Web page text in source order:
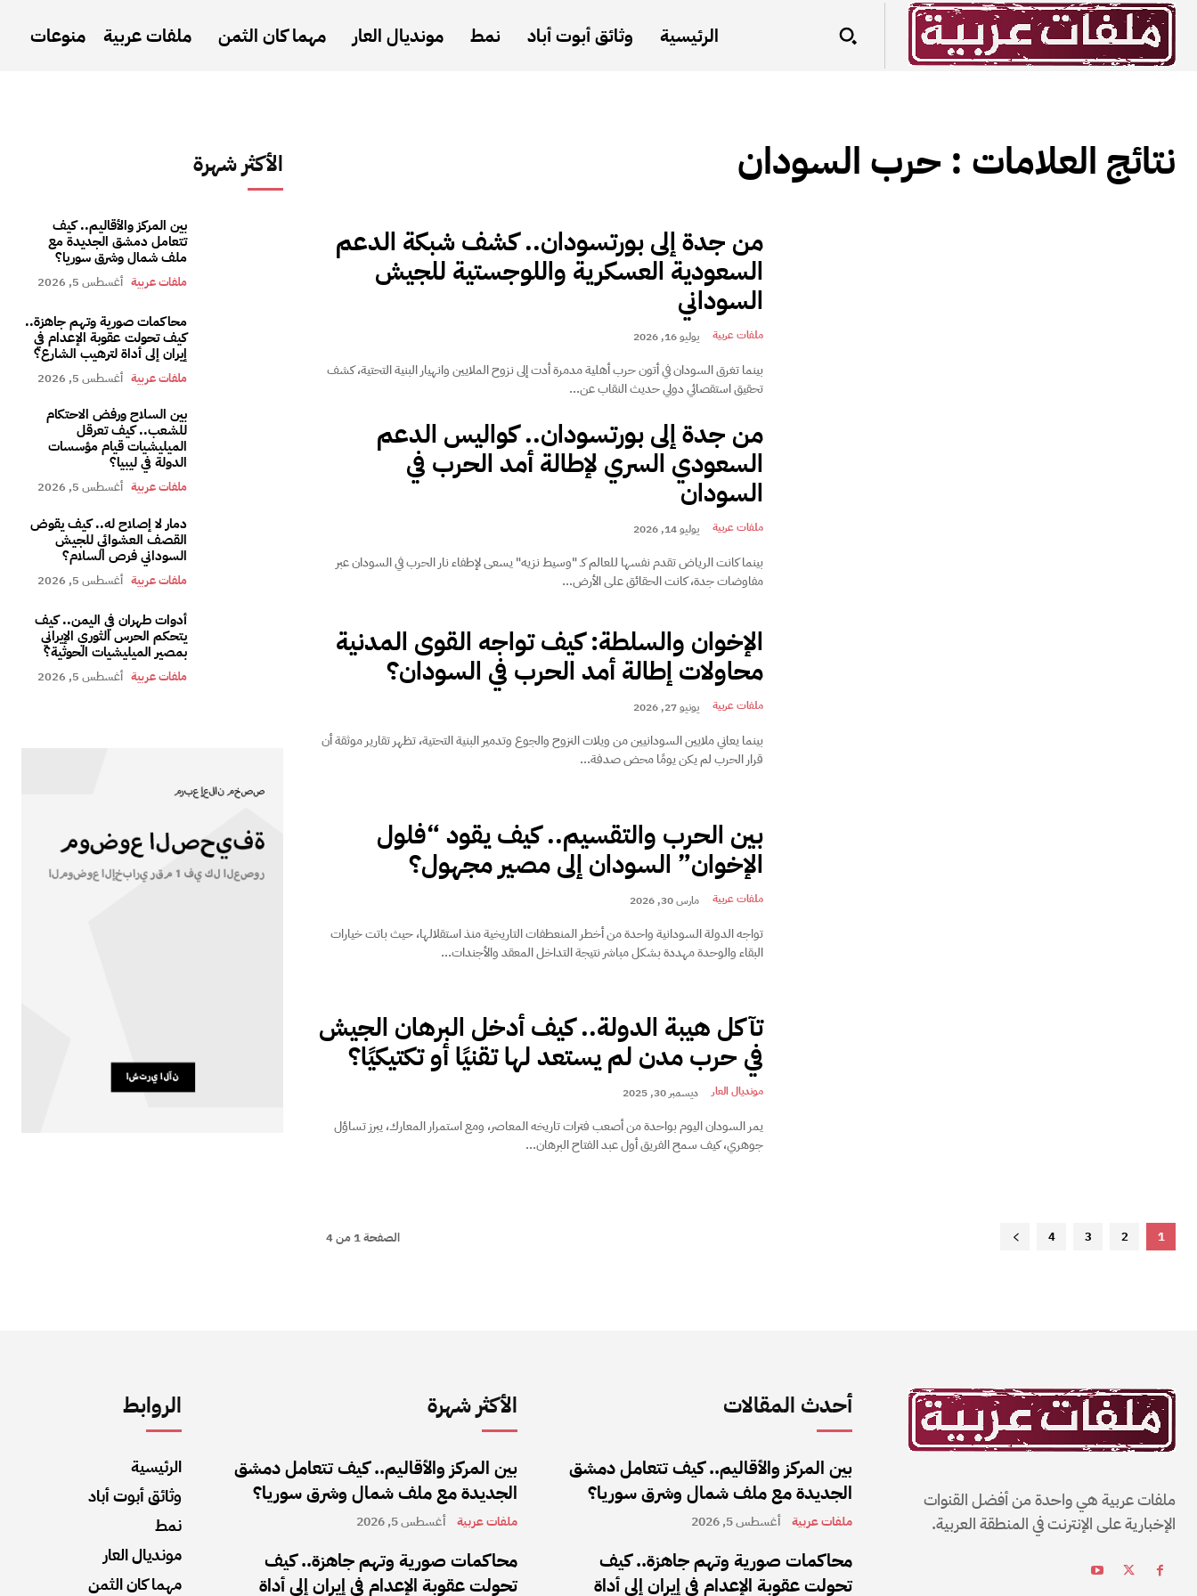
الرئيسية وثائق أبوت أباد نمط مونديال العار مهما كان الثمن ملفات عربية منوعات
الأكثر شهرة
بين المركز والأقاليم.. كيف
تتعامل دمشق الجديدة مع
ملف شمال وشرق سوريا؟
ملفات عربية أغسطس 5, 2026
محاكمات صورية وتهم جاهزة..
كيف تحولت عقوبة الإعدام في
إيران إلى أداة لترهيب الشارع؟
ملفات عربية أغسطس 5, 2026
بين السلاح ورفض الاحتكام
للشعب.. كيف تعرقل
الميليشيات قيام مؤسسات
الدولة في ليبيا؟
ملفات عربية أغسطس 5, 2026
دمار لا إصلاح له.. كيف يقوض
القصف العشوائي للجيش
السوداني فرص السلام؟
ملفات عربية أغسطس 5, 2026
أدوات طهران في اليمن.. كيف
يتحكم الحرس الثوري الإيراني
بمصير الميليشيات الحوثية؟
ملفات عربية أغسطس 5, 2026
نتائج العلامات : حرب السودان
من جدة إلى بورتسودان.. كشف شبكة الدعم
السعودية العسكرية واللوجستية للجيش
السوداني
ملفات عربية يوليو 16, 2026
بينما تغرق السودان في أتون حرب أهلية مدمرة أدت إلى نزوح الملايين وانهيار البنية التحتية، كشف
تحقيق استقصائي دولي حديث النقاب عن...
من جدة إلى بورتسودان.. كواليس الدعم
السعودي السري لإطالة أمد الحرب في
السودان
ملفات عربية يوليو 14, 2026
بينما كانت الرياض تقدم نفسها للعالم كـ "وسيط نزيه" يسعى لإطفاء نار الحرب في السودان عبر
مفاوضات جدة، كانت الحقائق على الأرض...
الإخوان والسلطة: كيف تواجه القوى المدنية
محاولات إطالة أمد الحرب في السودان؟
ملفات عربية يونيو 27, 2026
بينما يعاني ملايين السودانيين من ويلات النزوح والجوع وتدمير البنية التحتية، تظهر تقارير موثقة أن
قرار الحرب لم يكن يومًا محض صدفة...
بين الحرب والتقسيم.. كيف يقود “فلول
الإخوان” السودان إلى مصير مجهول؟
ملفات عربية مارس 30, 2026
تواجه الدولة السودانية واحدة من أخطر المنعطفات التاريخية منذ استقلالها، حيث باتت خيارات
البقاء والوحدة مهددة بشكل مباشر نتيجة التداخل المعقد والأجندات...
تآكل هيبة الدولة.. كيف أدخل البرهان الجيش
في حرب مدن لم يستعد لها تقنيًا أو تكتيكيًا؟
مونديال العار ديسمبر 30, 2025
يمر السودان اليوم بواحدة من أصعب فترات تاريخه المعاصر، ومع استمرار المعارك، يبرز تساؤل
جوهري، كيف سمح الفريق أول عبد الفتاح البرهان...
1
2
3
4 الصفحة 1 من 4
الروابط
الرئيسية
وثائق أبوت أباد
نمط
مونديال العار
مهما كان الثمن
الأكثر شهرة
بين المركز والأقاليم.. كيف تتعامل دمشق
الجديدة مع ملف شمال وشرق سوريا؟
ملفات عربية أغسطس 5, 2026
محاكمات صورية وتهم جاهزة.. كيف
تحولت عقوبة الإعدام في إيران إلى أداة
أحدث المقالات
بين المركز والأقاليم.. كيف تتعامل دمشق
الجديدة مع ملف شمال وشرق سوريا؟
ملفات عربية أغسطس 5, 2026
محاكمات صورية وتهم جاهزة.. كيف
تحولت عقوبة الإعدام في إيران إلى أداة
ملفات عربية هي واحدة من أفضل القنوات
الإخبارية على الإنترنت في المنطقة العربية.